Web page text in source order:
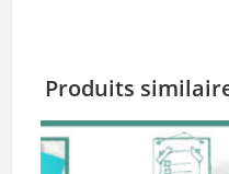
Produits